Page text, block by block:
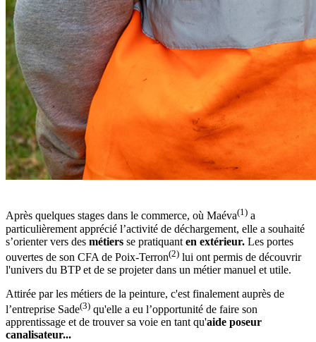
Après quelques stages dans le commerce, où Maéva(1) a
particulièrement apprécié l’activité de déchargement, elle a souhaité
s’orienter vers des métiers se pratiquant en extérieur. Les portes
ouvertes de son CFA de Poix-Terron(2) lui ont permis de découvrir
l'univers du BTP et de se projeter dans un métier manuel et utile.
Attirée par les métiers de la peinture, c'est finalement auprès de
l’entreprise Sade(3) qu'elle a eu l’opportunité de faire son
apprentissage et de trouver sa voie en tant qu'aide poseur
canalisateur...